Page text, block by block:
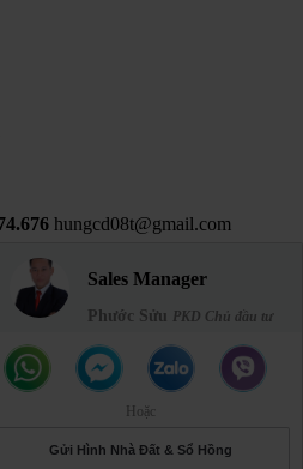
Sales Manager
Phước Sửu PKD Chủ đầu tư
Hoặc
Gửi Hình Nhà Đất & Sổ Hồng
hungcd08t@gmail.com